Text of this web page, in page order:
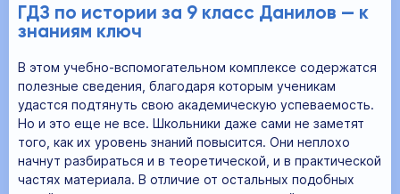
ГДЗ по истории за 9 класс Данилов — к
знаниям ключ
В этом учебно-вспомогательном комплексе содержатся
полезные сведения, благодаря которым ученикам
удастся подтянуть свою академическую успеваемость.
Но и это еще не все. Школьники даже сами не заметят
того, как их уровень знаний повысится. Они неплохо
начнут разбираться и в теоретической, и в практической
частях материала. В отличие от остальных подобных